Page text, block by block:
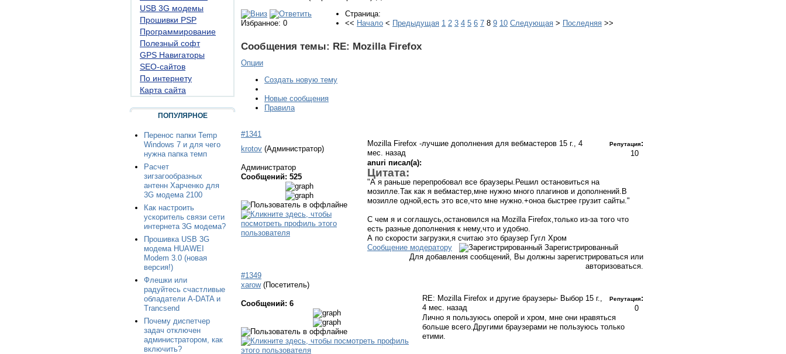
USB 3G модемы
Прошивки PSP
Программирование
Полезный софт
GPS Навигаторы
SEO-сайтов
По интернету
Карта сайта
ПОПУЛЯРНОЕ
Перенос папки Temp
Windows 7 и для чего
нужна папка темп
Расчет
зигзагообразных
антенн Харченко для
3G модема 2100
Как настроить
ускоритель связи сети
интернета 3G модема?
Прошивка USB 3G
модема HUAWEI
Modem 3.0 (новая
версия!)
Флешки или
радуйтесь счастливые
обладатели A-DATA и
Trancsend
Почему диспетчер
задач отключен
администратором, как
включить?
Избранное: 0
Страница:
<< Начало < Предыдущая 1 2 3 4 5 6 7 8 9 10 Следующая > Последняя >>
Сообщения темы: RE: Mozilla Firefox
Опции
Создать новую тему
Новые сообщения
Правила
#1341
krotov (Администратор)
Администратор
Сообщений: 525
Mozilla Firefox -лучшие дополнения для вебмастеров 15 г., 4
мес. назад
Репутация:
10
anuri писал(а):
Цитата:
"А я раньше перепробовал все браузеры.Решил остановиться на
мозилле.Так как я вебмастер,мне нужно много плагинов и дополнений.В
мозилле одной,есть это все,что мне нужно.+оноа быстрее грузит сайты."
С чем я и соглашусь,остановился на Mozilla Firefox,только из-за того что
есть разные дополнения к нему,что и удобно.
А по скорости загрузки,я считаю это браузер Гугл Хром
Сообщение модератору
Зарегистрированный
Для добавления сообщений, Вы должны зарегистрироваться или
авторизоваться.
#1349
xarow (Посетитель)
Сообщений: 6
RE: Mozilla Firefox и другие браузеры- Выбор 15 г.,
4 мес. назад
Репутация:
0
Лично я пользуюсь оперой и хром, мне они нравяться
больше всего.Другими браузерами не пользуюсь только
етими.